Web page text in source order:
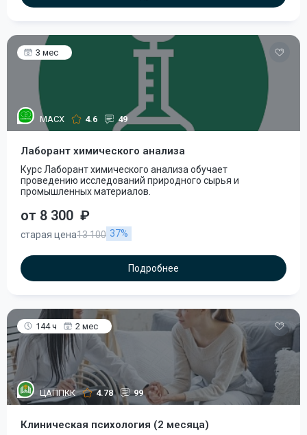
3 мес
МАСХ 4.6 49
Лаборант химического анализа
Курс Лаборант химического анализа обучает
проведению исследований природного сырья и
промышленных материалов.
от 8 300 ₽
старая цена13 100 37%
Подробнее
144 ч 2 мес
ЦАППКК 4.78 99
Клиническая психология (2 месяца)